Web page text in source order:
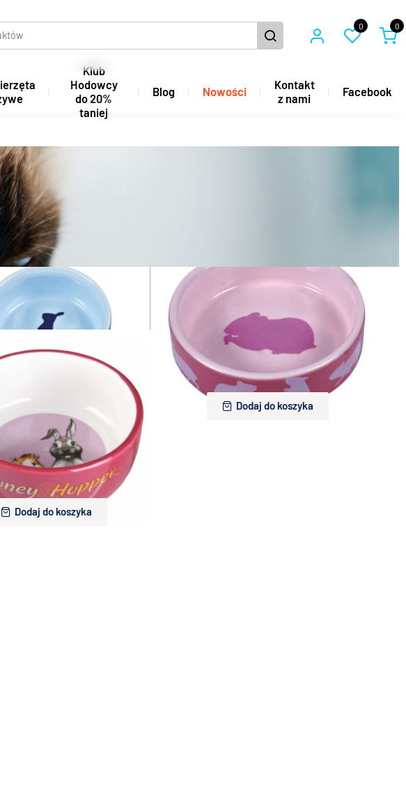
0 0
Klub
Hodowcy
do 20%
taniej
Blog Nowości
Kontakt
z nami
Facebook
królika 250ml (11cm)
Dodaj do koszyka
Trixie miska ceramiczna dla chomika i świnki
15,00 zł
Dodaj do koszyka
ceramiczna dla świnki morskiej i
królika 250ml (11cm)
22,00 zł
Dodaj do koszyka